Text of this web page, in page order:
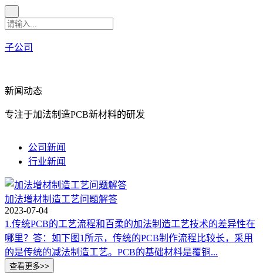
子公司
新闻动态
专注于加法制造PCB新材料的研发
公司新闻
行业新闻
加法增材制造工艺问题解答
2023-07-04
1.传统PCB的工艺流程和百柔的加法制造工艺技术的差异性在
哪里？答：如下图1所示，传统的PCB制作流程比较长，采用
的是传统的减法制造工艺。PCB的基础材料是覆铜...